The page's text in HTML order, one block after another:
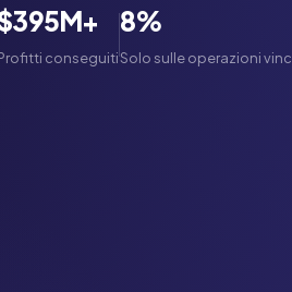
conseguiti
8%
Solo sulle operazioni